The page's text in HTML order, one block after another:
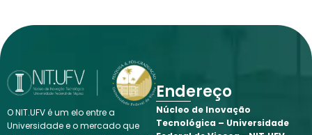
O NIT.UFV é um elo entre a
Universidade e o mercado que
Endereço
Núcleo de Inovação
Tecnológica – Universidade